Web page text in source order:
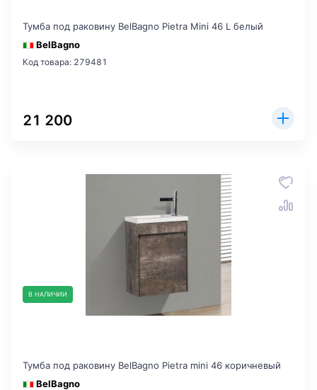
Тумба под раковину BelBagno Pietra Mini 46 L белый
BelBagno
Код товара: 279481
21 200
В НАЛИЧИИ
Тумба под раковину BelBagno Pietra mini 46 коричневый
BelBagno